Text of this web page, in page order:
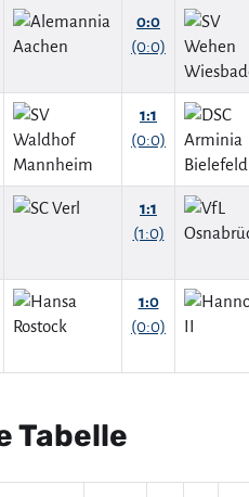
0:0
(0:0)
1:1
(0:0)
1:1
(1:0)
1:0
(0:0)
Tabelle